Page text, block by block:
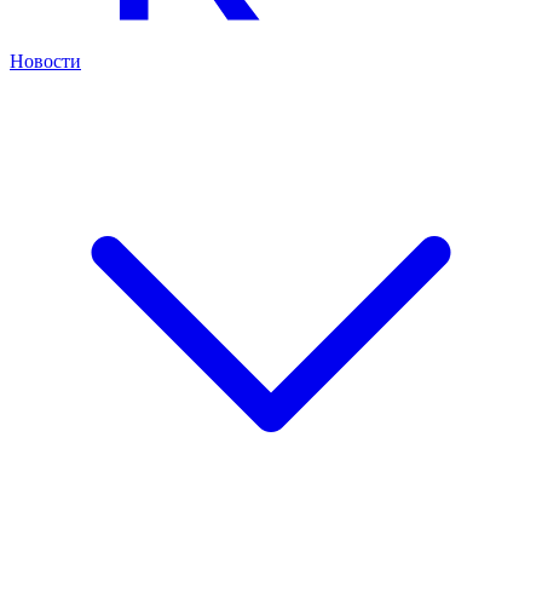
Новости